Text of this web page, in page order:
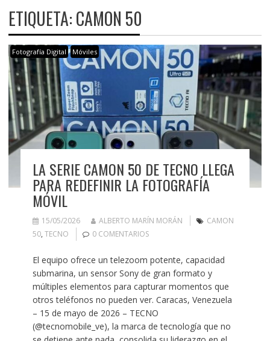
ETIQUETA:CAMON 50
Fotografía Digital Móviles
LA SERIE CAMON 50 DE TECNO LLEGA
PARA REDEFINIR LA FOTOGRAFÍA
MÓVIL
15/05/2026 ALBERTO MARÍN MORÁN
CAMON
50, TECNO 0 COMENTARIOS
El equipo ofrece un telezoom potente, capacidad
submarina, un sensor Sony de gran formato y
múltiples elementos para capturar momentos que
otros teléfonos no pueden ver. Caracas, Venezuela
– 15 de mayo de 2026 – TECNO
(@tecnomobile_ve), la marca de tecnología que no